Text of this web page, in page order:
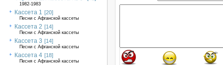
1982-1983
Кассета 1 [20]
Песни с Афганской кассеты
Кассета 2 [14]
Песни с Афганской кассеты
Кассета 3 [14]
Песни с Афганской кассеты
Кассета 4 [18]
Песня с Афганской кассеты